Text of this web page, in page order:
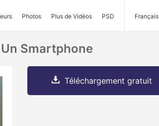
Photos Plus de Vidéos PSD Français
Smartphone
Téléchargement gratuit